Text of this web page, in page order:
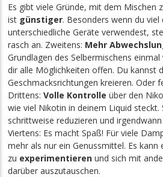
Es gibt viele Gründe, mit dem Mischen
ist günstiger. Besonders wenn du
unterschiedliche Geräte verwendest,
rasch an. Zweitens: Mehr
Grundlagen des Selbermischens
dir alle Möglichkeiten offen. Du kannst
Geschmacksrichtungen kreieren. Oder
Drittens:Volle Kontrolle über den
wie viel Nikotin in deinem Liquid
schrittweise reduzieren und
Viertens: Es macht Spaß! Für viele
mehr als nur ein Genussmittel. Es kann
zu experimentieren und sich mit
darüber auszutauschen.